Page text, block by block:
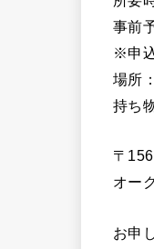
事前
※申
場所
持ち
〒
オー
お申